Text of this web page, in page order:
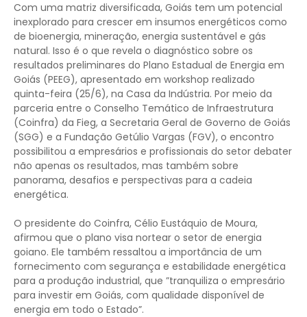
Com uma matriz diversificada, Goiás tem um potencial
inexplorado para crescer em insumos energéticos como
de bioenergia, mineração, energia sustentável e gás
natural. Isso é o que revela o diagnóstico sobre os
resultados preliminares do Plano Estadual de Energia em
Goiás (PEEG), apresentado em workshop realizado
quinta-feira (25/6), na Casa da Indústria. Por meio da
parceria entre o Conselho Temático de Infraestrutura
(Coinfra) da Fieg, a Secretaria Geral de Governo de Goiás
(SGG) e a Fundação Getúlio Vargas (FGV), o encontro
possibilitou a empresários e profissionais do setor debater
não apenas os resultados, mas também sobre
panorama, desafios e perspectivas para a cadeia
energética.
O presidente do Coinfra, Célio Eustáquio de Moura,
afirmou que o plano visa nortear o setor de energia
goiano. Ele também ressaltou a importância de um
fornecimento com segurança e estabilidade energética
para a produção industrial, que ”tranquiliza o empresário
para investir em Goiás, com qualidade disponível de
energia em todo o Estado”.